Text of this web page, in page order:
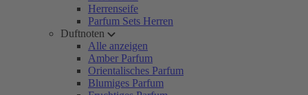
Herrenseife
Parfum Sets Herren
Duftnoten
Alle anzeigen
Amber Parfum
Orientalisches Parfum
Blumiges Parfum